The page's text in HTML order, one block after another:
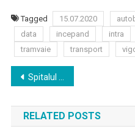
Tagged 15.07.2020
data
incepand intra
tramvaie
transport
Navigare
în
articole
Spitalul Judeţean Brăila a primit al doilea aparat pentru depistarea coronavirusului; numărul testelor ajunge la 100 pe zi
RELATED POSTS